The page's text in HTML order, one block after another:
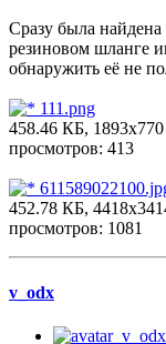
Сразу была
резиновом шланге
обнаружить её не
111.png
458.46 КБ, 1893x770
просмотров: 413
452.78 КБ,
просмотров: 1081
v_odx